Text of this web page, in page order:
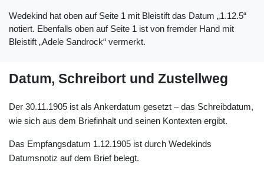
Wedekind hat oben auf Seite 1 mit Bleistift das Datum „1.12.5“
notiert. Ebenfalls oben auf Seite 1 ist von fremder Hand mit
Bleistift „Adele Sandrock“ vermerkt.
Datum, Schreibort und Zustellweg
Der 30.11.1905 ist als Ankerdatum gesetzt – das Schreibdatum,
wie sich aus dem Briefinhalt und seinen Kontexten ergibt.
Das Empfangsdatum 1.12.1905 ist durch Wedekinds
Datumsnotiz auf dem Brief belegt.